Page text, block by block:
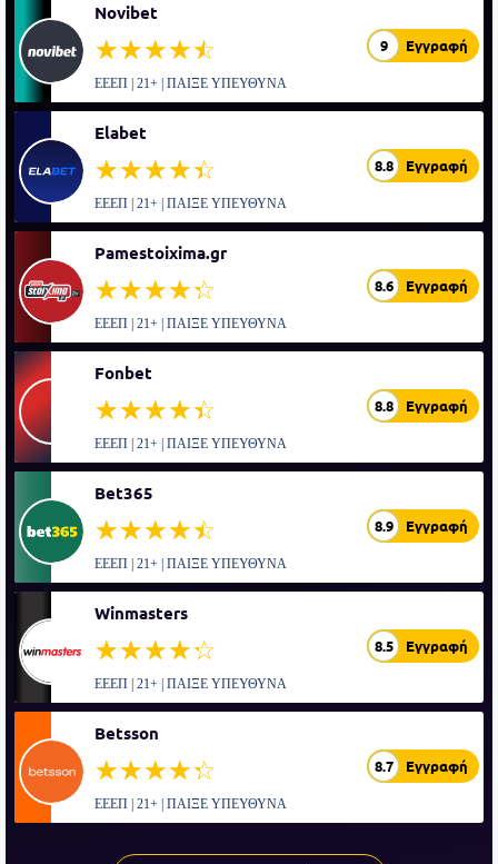
Novibet
☆☆☆☆☆
★★★★★ 9 Εγγραφή
ΕΕΕΠ | 21+ | ΠΑΙΞΕ ΥΠΕΥΘΥΝΑ
Elabet
☆☆☆☆☆
★★★★★ 8.8 Εγγραφή
ΕΕΕΠ | 21+ | ΠΑΙΞΕ ΥΠΕΥΘΥΝΑ
Pamestoixima.gr
☆☆☆☆☆
★★★★★ 8.6 Εγγραφή
ΕΕΕΠ | 21+ | ΠΑΙΞΕ ΥΠΕΥΘΥΝΑ
Fonbet
☆☆☆☆☆
★★★★★ 8.8 Εγγραφή
ΕΕΕΠ | 21+ | ΠΑΙΞΕ ΥΠΕΥΘΥΝΑ
Bet365
☆☆☆☆☆
★★★★★ 8.9 Εγγραφή
ΕΕΕΠ | 21+ | ΠΑΙΞΕ ΥΠΕΥΘΥΝΑ
Winmasters
☆☆☆☆☆
★★★★★ 8.5 Εγγραφή
ΕΕΕΠ | 21+ | ΠΑΙΞΕ ΥΠΕΥΘΥΝΑ
Betsson
☆☆☆☆☆
★★★★★ 8.7 Εγγραφή
ΕΕΕΠ | 21+ | ΠΑΙΞΕ ΥΠΕΥΘΥΝΑ